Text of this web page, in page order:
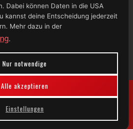
| Bad Bayersoien
|Datenschutz
Dabei können Daten in die USA
kannst deine Entscheidung jederzeit
Mehr dazu in der
.
Nur notwendige
Alle akzeptieren
Einstellungen